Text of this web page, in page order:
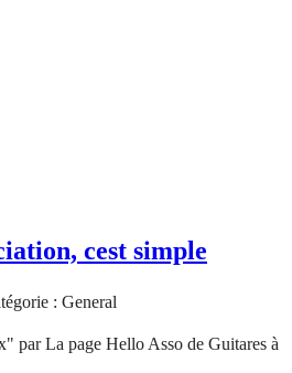
cest simple
: General
par La page Hello Asso de Guitares à